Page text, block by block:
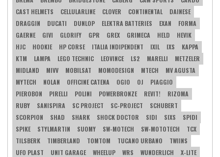
CAST HELMETS
CELLULARLINE CLOVER CONTINENTAL
DAINESE
DRAGGIN
DUCATI DUNLOP ELEKTRA BATTERIES EXAN
FORMA
GAERNE
GIVI GLORIFY GPR GREX GRIMECA HELD
HEVIK
HJC
HOOKIE HP CORSE ITALIA INDIPENDENT IXIL IXS
KAPPA
KTM
LAMPA LEGO TECHNIC LEOVINCE LS2 MARELLI
METZELER
MIDLAND
MIVV MOBILSAT MOMODESIGN MTECH
MV AGUSTA
MYTECH
NOLAN OFFICINE CATENA OGIO OJ
PIAGGIO
PIEROBON
PIRELLI POLINI POWERBRONZE REVIT!
RIZOMA
RUBY
SANISPIRA SC PROJECT SC-PROJECT
SCHUBERT
SCORPION
SHAD SHARK SHOCK DOCTOR SIDI SIXS
SPIDI
SPIKE
STYLMARTIN SUOMY SW-MOTECH SW-MOTOTECH
TCX
TILSBERK
TIMBERLAND TOMTOM TUCANO URBANO
TWIINS
UFO PLAST
UNIT GARAGE WHEELUP WRS WUNDERLICH
X-LITE